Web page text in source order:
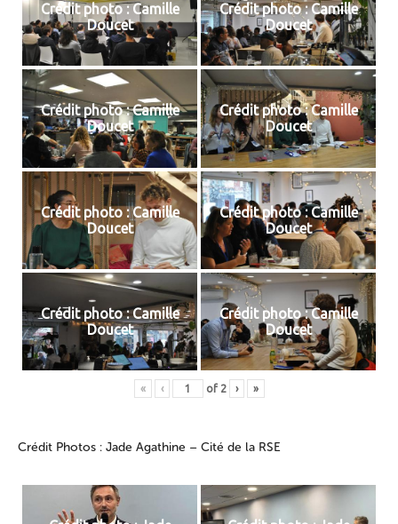
Crédit photo : Camille
Doucet
Crédit photo : Camille
Doucet
Crédit photo : Camille
Doucet
Crédit photo : Camille
Doucet
Crédit photo : Camille
Doucet
Crédit photo : Camille
Doucet
Crédit photo : Camille
Doucet
Crédit photo : Camille
Doucet
« ‹ of 2 › »
Crédit Photos : Jade Agathine – Cité de la RSE